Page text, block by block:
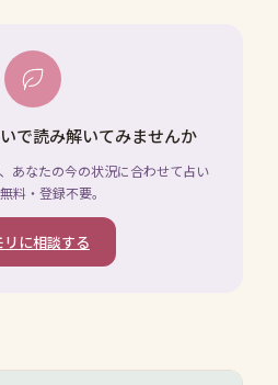
で読み解いてみませんか
あなたの今の状況に合わせて占い
料・登録不要。
リに相談する